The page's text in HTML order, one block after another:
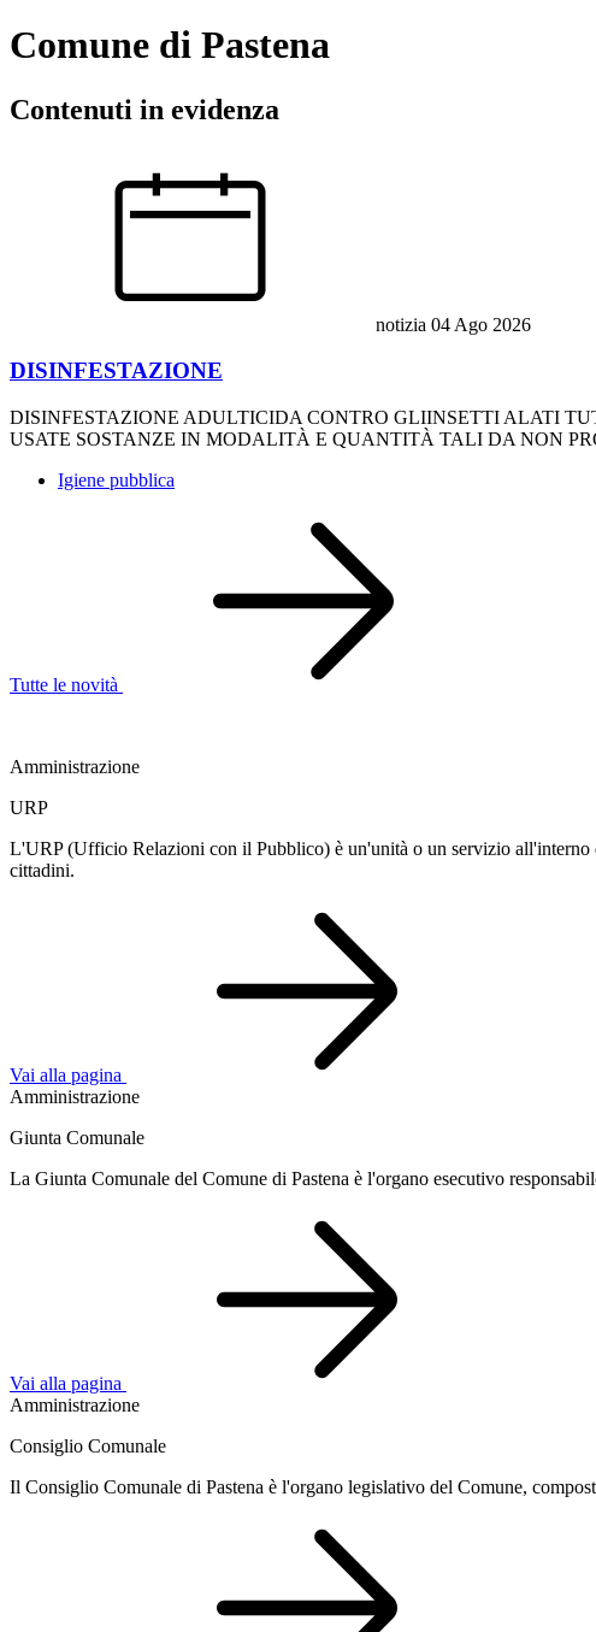
Comune di Pastena
Contenuti in evidenza
notizia 04 Ago 2026
DISINFESTAZIONE
DISINFESTAZIONE ADULTICIDA CONTRO GLIINSETTI ALATI
USATE SOSTANZE IN MODALITÀ E QUANTITÀ TALI DA NON
Igiene pubblica
Tutte le novità
Amministrazione
URP
L'URP (Ufficio Relazioni con il Pubblico) è un'unità o un servizio all'interno
cittadini.
Vai alla pagina
Amministrazione
Giunta Comunale
La Giunta Comunale del Comune di Pastena è l'organo esecutivo
Vai alla pagina
Amministrazione
Consiglio Comunale
Il Consiglio Comunale di Pastena è l'organo legislativo del Comune,